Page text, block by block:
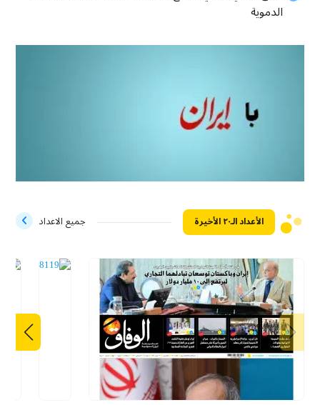
الدموية
الأعداد الـ۲۰ الأخيرة جميع الاعداد